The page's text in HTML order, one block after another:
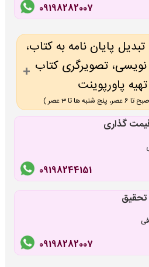
09198282007
پایان نامه به کتاب،
تصویرگری کتاب
پاورپوینت
گذاری
09198244151
تحقیق
09198282007